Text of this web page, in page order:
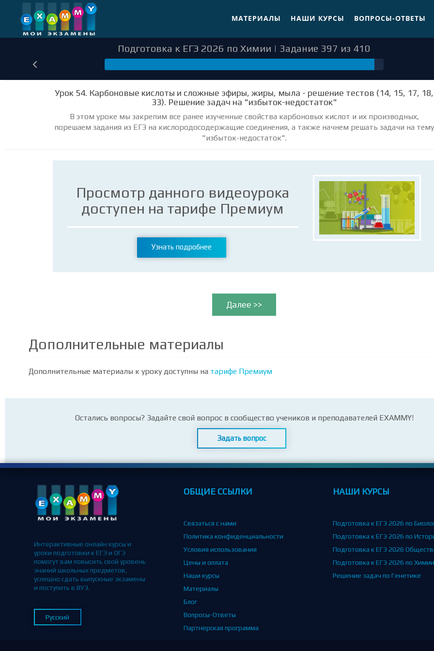
МАТЕРИАЛЫ НАШИ КУРСЫ ВОПРОСЫ-ОТВЕТЫ
Подготовка к ЕГЭ 2026 по Химии | Задание 397 из 410
Урок 54. Карбоновые кислоты и сложные эфиры, жиры, мыла - решение тестов (14, 15, 17, 18,
33). Решение задач на "избыток-недостаток"
В этом уроке мы закрепим все ранее изученные свойства карбоновых кислот и их производных,
порешаем задания из ЕГЭ на кислородосодержащие соединения, а также начнем решать задачи на тему
"избыток-недостаток".
Просмотр данного видеоурока
доступен на тарифе Премиум
Узнать подробнее
Далее >>
Дополнительные материалы
Дополнительные материалы к уроку доступны на тарифе Премиум
Остались вопросы? Задайте свой вопрос в сообщество учеников и преподавателей EXAMMY!
Задать вопрос
Интерактивные онлайн курсы и
уроки подготовки к ЕГЭ и ОГЭ
помогут вам повысить свой уровень
знаний школьных предметов,
успешно сдать выпускные экзамены
и поступить в ВУЗ.
Русский
ОБЩИЕ ССЫЛКИ
Связаться с нами
Политика конфиденциальности
Условия использования
Цены и оплата
Наши курсы
Материалы
Блог
Вопросы-Ответы
Партнерская программа
НАШИ КУРСЫ
Подготовка к ЕГЭ 2026 по
Подготовка к ЕГЭ 2026 по
Подготовка к ЕГЭ 2026
Подготовка к ЕГЭ 2026 по Химии
Решение задач по Генетике